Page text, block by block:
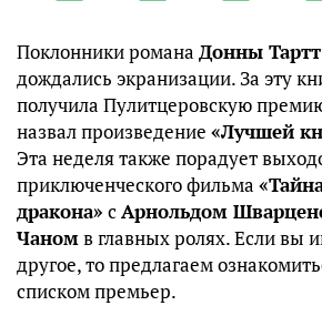
Поклонники романа Донны Тартт
дождались экранизации. За эту
получила Пулитцеровскую
назвал произведение «Лучшей
Эта неделя также порадует
приключенческого фильма
дракона» сАрнольдом
Чаномв главных ролях. Если вы
другое, то предлагаем
списком премьер.